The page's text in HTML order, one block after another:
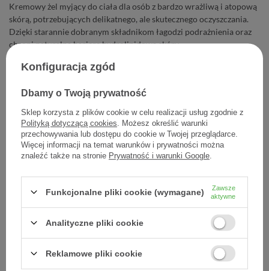
Kremowy żel myjący do ciała dla osób z bardzo wrażliwą i atopową
skórą, potrzebujących delikatnego, ale skutecznego oczyszczania.
Dzięki starannie dobranym składnikom łagodzi podrażnienia oraz
chroni naturalną barierę hydrolipidową skóry.
Cena jednostkowa 0,09 zł / szt.
- + Dodaj do koszyka
Dodaj do listy zakupowej
Konfiguracja zgód
Dbamy o Twoją prywatność
Sklep korzysta z plików cookie w celu realizacji usług zgodnie z
Polityką dotyczącą cookies . Możesz określić warunki
przechowywania lub dostępu do cookie w Twojej przeglądarce.
Więcej informacji na temat warunków i prywatności można
znaleźć także na stronie Prywatność i warunki Google
Funkcjonalne pliki cookie (wymagane)
Zawsze
aktywne
Analityczne pliki cookie
Reklamowe pliki cookie